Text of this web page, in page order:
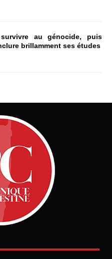
au génocide, puis
brillamment ses études